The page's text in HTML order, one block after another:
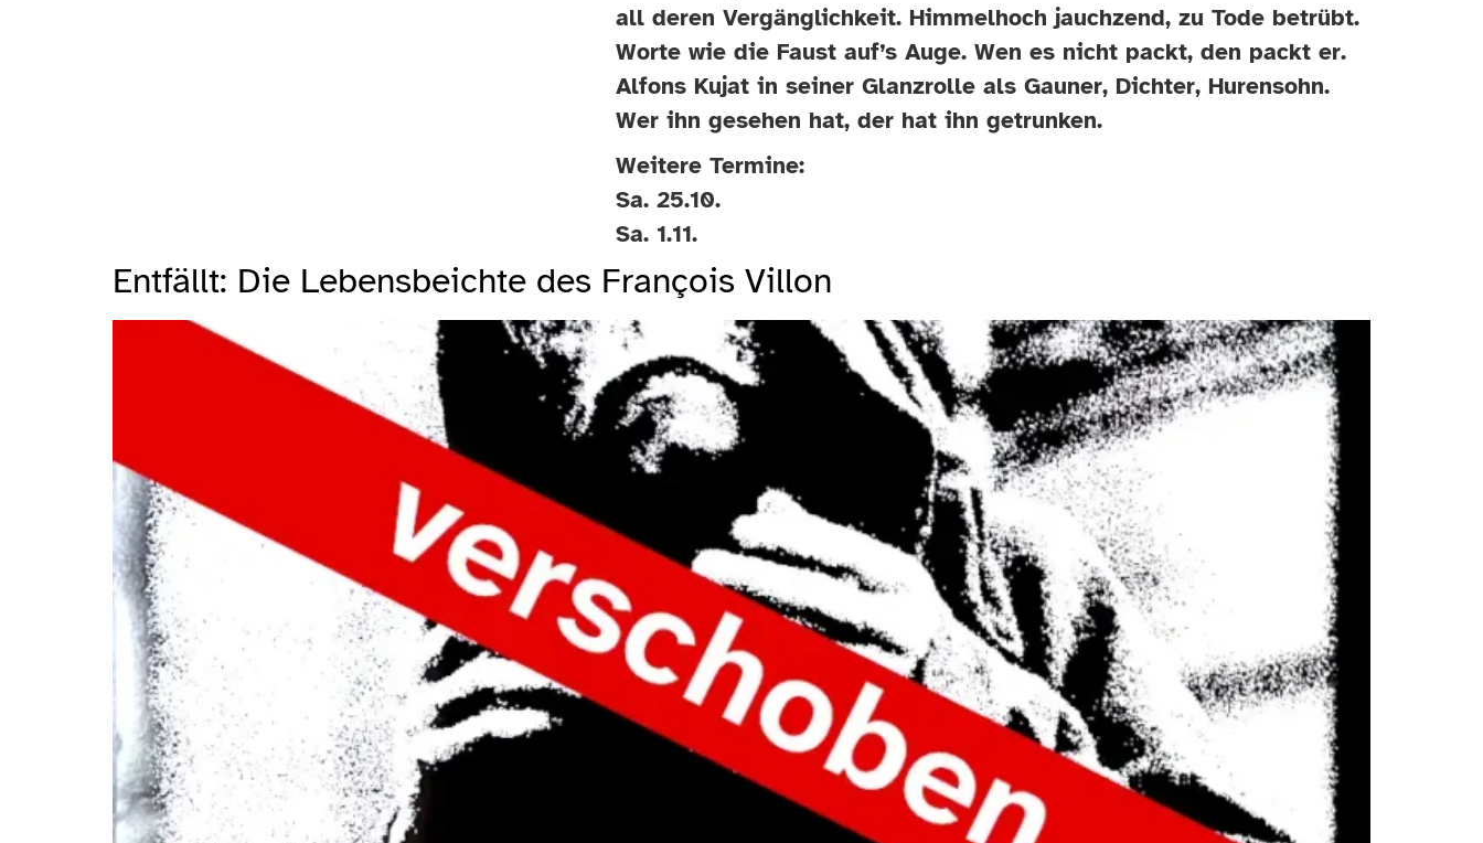
all deren Vergänglichkeit. Himmelhoch jauchzend, zu Tode betrübt.
Worte wie die Faust auf’s Auge. Wen es nicht packt, den packt er.
Alfons Kujat in seiner Glanzrolle als Gauner, Dichter, Hurensohn.
Wer ihn gesehen hat, der hat ihn getrunken.
Weitere Termine:
Sa. 25.10.
Sa. 1.11.
Entfällt: Die Lebensbeichte des François Villon